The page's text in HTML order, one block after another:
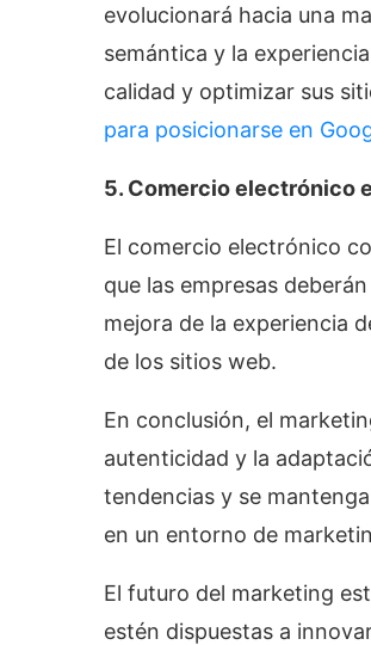
evolucionará hacia una
semántica y la
calidad y optimizar sus
para posicionarse en
5. Comercio electrónico
El comercio electrónico
que las empresas
mejora de la experiencia
de los sitios web.
En conclusión, el
autenticidad y la
tendencias y se
en un entorno de
El futuro del marketing
estén dispuestas a